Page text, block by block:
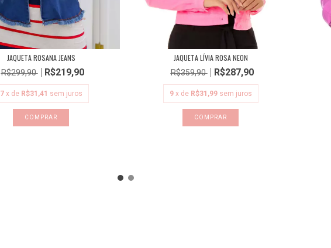
JAQUETA ROSANA JEANS
R$299,90 R$219,90
7 x de R$31,41 sem juros
COMPRAR
JAQUETA LÍVIA ROSA NEON
R$359,90 R$287,90
9 x de R$31,99 sem juros
COMPRAR